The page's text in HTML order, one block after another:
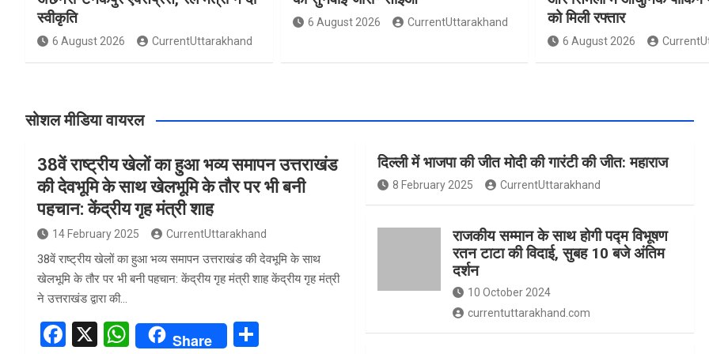
स्वीकृति
6 August 2026 CurrentUttarakhand
6 August 2026 CurrentUttarakhand
को मिली रफ्तार
6 August 2026
सोशल मीडिया वायरल
38वें राष्ट्रीय खेलों का हुआ भव्य समापन उत्तराखंड
की देवभूमि के साथ खेलभूमि के तौर पर भी बनी
पहचान: केंद्रीय गृह मंत्री शाह
14 February 2025 CurrentUttarakhand
38वें राष्ट्रीय खेलों का हुआ भव्य समापन उत्तराखंड की देवभूमि के साथ
खेलभूमि के तौर पर भी बनी पहचान: केंद्रीय गृह मंत्री शाह केंद्रीय गृह मंत्री
ने उत्तराखंड द्वारा की…
F
X
W
Share
दिल्ली में भाजपा की जीत मोदी की गारंटी की जीत: महाराज
8 February 2025 CurrentUttarakhand
राजकीय सम्मान के साथ होगी पद्म विभूषण
रतन टाटा की विदाई, सुबह 10 बजे अंतिम
दर्शन
10 October 2024
currentuttarakhand.com